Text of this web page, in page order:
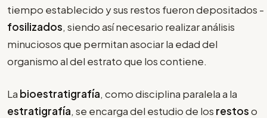
tiempo establecido y sus restos fueron depositados -
fosilizados, siendo así necesario realizar análisis
minuciosos que permitan asociar la edad del
organismo al del estrato que los contiene.
La bioestratigrafía, como disciplina paralela a la
estratigrafía, se encarga del estudio de los restoso